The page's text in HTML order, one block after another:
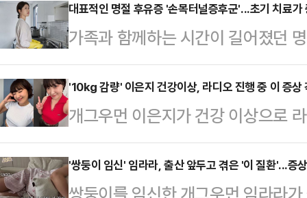
구성환은 백반증 부위가 점점 넓어
업으로 가리니까 사람들이 잘 모른
다. 백반증 부위 털은 다 하얗게 된
부의 멜라닌 세포의 결핍으로 피부
환이다. 피부 외에 모발도 희게 변
으로 알려…
대표적인 명절 후유증 '손목터널증후군'...초기 치료
가족과 함께하는 시간이 길어졌던
이나 저림과 같은 이상 증상을 호소
사용이 많은 주부들에게 이러한 손
손이 저리면 혈액 순환 장애를 의심
등으로 증상을 완화하려고 한다. 하
후군'일 가능성이 높다.손목터널증
'10kg 감량' 이은지 건강이상, 라디오 진행 중 이 증
개그우먼 이은지가 건강 이상으로
은지는 9일 자신이 진행 중인 KBS
장') 오프닝에서 "추석 연휴에 병원
'쌍둥이 임신' 임라라, 출산 앞두고 겪은 '이 질환'...증